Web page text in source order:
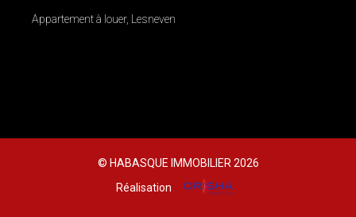
Appartement à louer, Lesneven
© HABASQUE IMMOBILIER 2026
Réalisation